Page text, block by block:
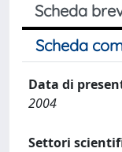
Scheda
Scheda
Data di
2004
Settori